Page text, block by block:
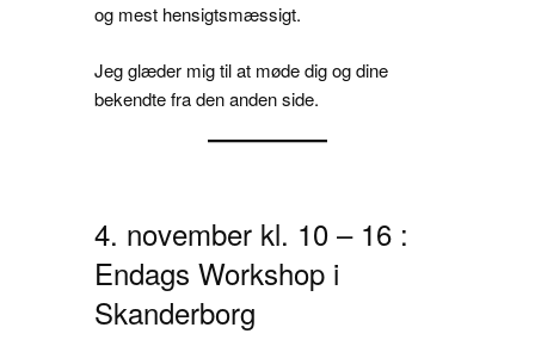
og mest hensigtsmæssigt.
Jeg glæder mig til at møde dig og dine
bekendte fra den anden side.
4. november kl. 10 – 16 :
Endags Workshop i
Skanderborg